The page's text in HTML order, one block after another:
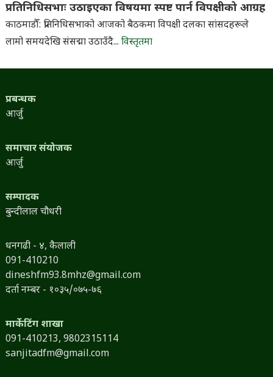
प्रतिनिधिसभाः उठाइएका विषयमा स्पष्ट पार्न विपक्षीको आग्रह
काठमाडौँ: प्रतिनिधिसभाको आजको बैठकमा विपक्षी दलका सांसदहरूले
लामो समयदेखि संसद्मा उठाउँदै... विस्तृतमा
प्रबन्धक
आर्जु
समाचार संयोजक
आर्जु
सम्पादक
बुन्दीलाल चौधरी
धनगढी - ४, कैलाली
091-410210
dineshfm93.8mhz@gmail.com
दर्ता नम्बर - १०३५/०७५-७६
मार्केटिंग शाखा
091-410213, 9802315114
sanjitadfm@gmail.com